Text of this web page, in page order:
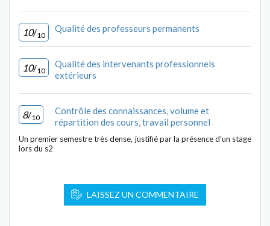
10/10
Qualité des professeurs permanents
10/10
Qualité des intervenants professionnels
extérieurs
8/10
Contrôle des connaissances, volume et
répartition des cours, travail personnel
Un premier semestre très dense, justifié par la présence d'un stage
lors du s2
LAISSEZ UN COMMENTAIRE